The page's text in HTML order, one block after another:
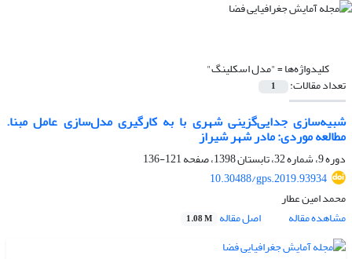
کلیدواژه‌ها ="مدل اسکلینگ"
تعداد مقالات: 1
شبیه‌سازی جدایی‌گزینی شهری با به ‌کارگیری مدل‌سازی عامل مبنا.
مطالعه موردی: مادر شهر شیراز
دوره 9، شماره 32، تابستان 1398، صفحه
121-136
10.30488/gps.2019.93934
محمد امین عطار
مشاهده مقاله
اصل مقاله 1.08 M